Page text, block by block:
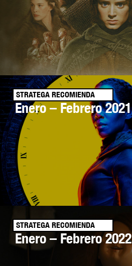
STRATEGA RECOMIENDA
Enero – Febrero 2021
STRATEGA RECOMIENDA
Enero – Febrero 2022